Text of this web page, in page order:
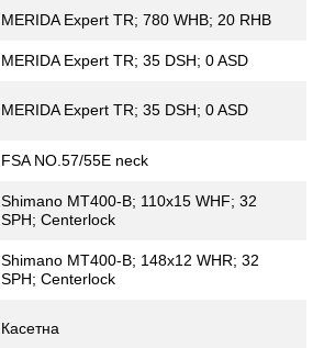
MERIDA Expert TR; 780 WHB; 20 RHB
MERIDA Expert TR; 35 DSH; 0 ASD
MERIDA Expert TR; 35 DSH; 0 ASD
FSA NO.57/55E neck
Shimano MT400-B; 110x15 WHF; 32
SPH; Centerlock
Shimano MT400-B; 148x12 WHR; 32
SPH; Centerlock
Касетна